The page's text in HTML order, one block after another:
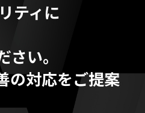
ティに
い。
の対応をご提案